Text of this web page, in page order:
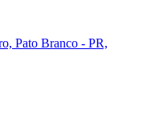
Pato Branco - PR,